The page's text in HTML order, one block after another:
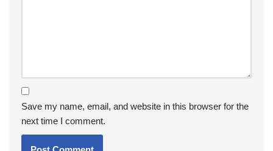
Save my name, email, and website in this browser for the
next time I comment.